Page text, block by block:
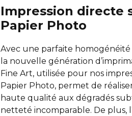
Impression directe
Papier Photo
Avec une parfaite
la nouvelle génération
Fine Art, utilisée pour nos
Papier Photo, permet de
haute qualité aux dégradés
netteté incomparable. De plus,